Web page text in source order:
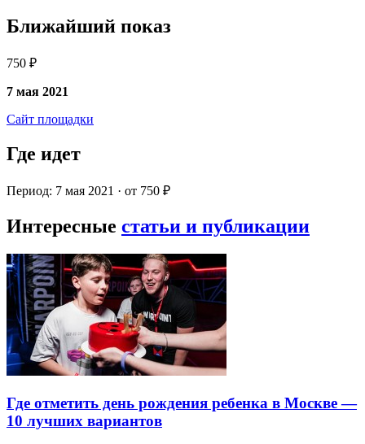
Ближайший показ
750 ₽
7 мая 2021
Сайт площадки
Где идет
Период: 7 мая 2021 · от 750 ₽
Интересные статьи и публикации
Где отметить день рождения ребенка в Москве —
10 лучших вариантов